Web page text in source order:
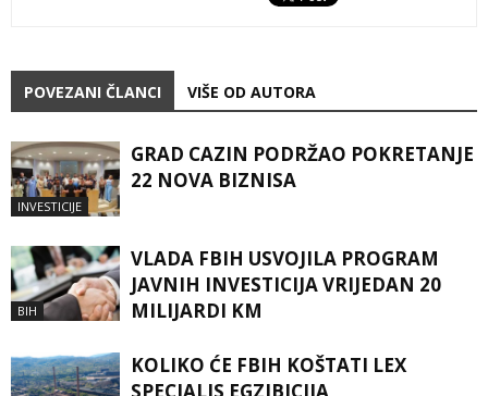
POVEZANI ČLANCI VIŠE OD AUTORA
INVESTICIJE
GRAD CAZIN PODRŽAO POKRETANJE
22 NOVA BIZNISA
BIH
VLADA FBIH USVOJILA PROGRAM
JAVNIH INVESTICIJA VRIJEDAN 20
MILIJARDI KM
KOLIKO ĆE FBIH KOŠTATI LEX